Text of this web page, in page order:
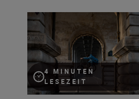
4 MINUTEN
LESEZEIT
Ideen und Tricks zum